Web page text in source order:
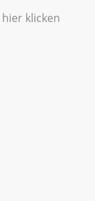
hier klicken